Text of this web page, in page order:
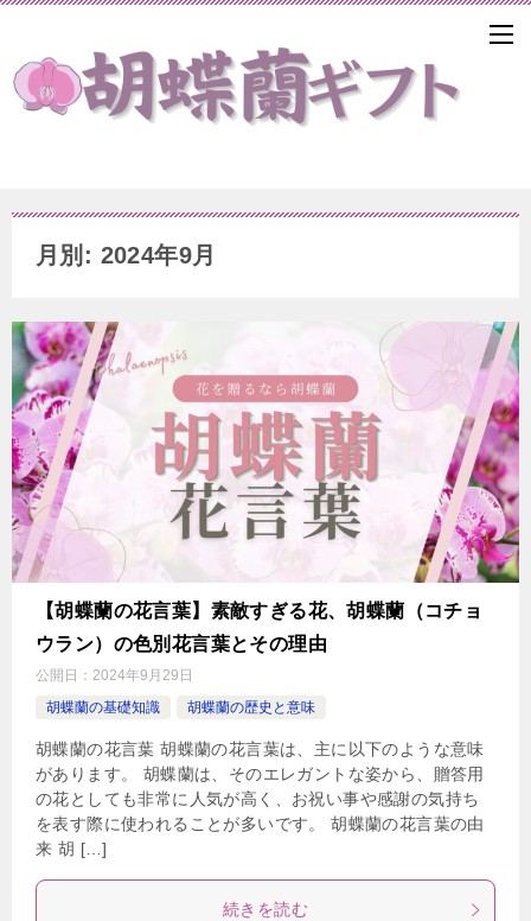
月別: 2024年9月
【胡蝶蘭の花言葉】素敵すぎる花、胡蝶蘭（コチョ
ウラン）の色別花言葉とその理由
公開日： 2024年9月29日
胡蝶蘭の基礎知識
胡蝶蘭の歴史と意味
胡蝶蘭の花言葉 胡蝶蘭の花言葉は、主に以下のような意味
があります。 胡蝶蘭は、そのエレガントな姿から、贈答用
の花としても非常に人気が高く、お祝い事や感謝の気持ち
を表す際に使われることが多いです。 胡蝶蘭の花言葉の由
来 胡 […]
続きを読む